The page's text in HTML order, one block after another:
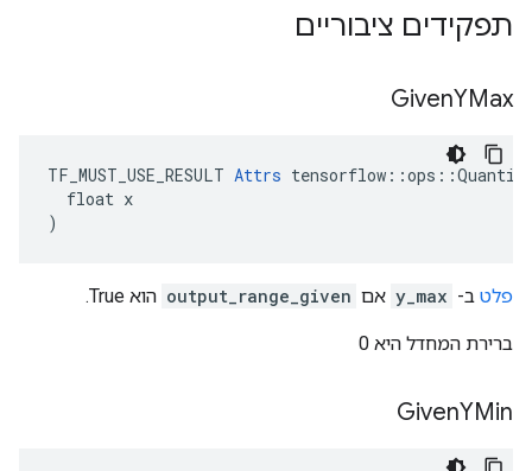
תפקידים ציבוריים
GivenYMax
TF_MUST_USE_RESULT Attrs
  float x
)
פלט ב- y_max אם output_range_given הוא True.
ברירת המחדל היא 0
GivenYMin